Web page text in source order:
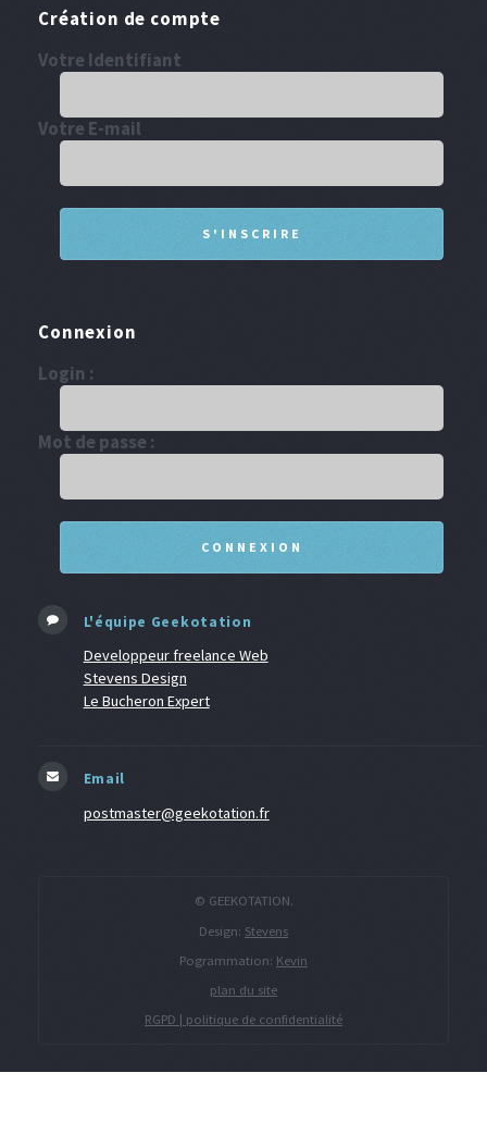
Création de compte
Votre Identifiant
Votre E-mail
Connexion
Login :
Mot de passe :
L'équipe Geekotation
Developpeur freelance Web
Stevens Design
Le Bucheron Expert
Email
postmaster@geekotation.fr
© GEEKOTATION.
Design: Stevens
Pogrammation: Kevin
plan du site
RGPD | politique de confidentialité